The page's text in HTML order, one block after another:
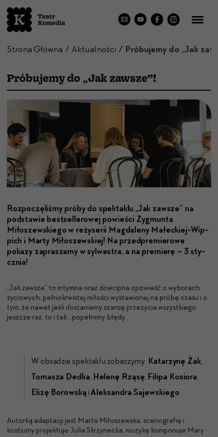
Strona Główna Aktualności Próbujemy do „Jak
Próbujemy do „Jak zawsze”!
Rozpoczęliśmy pró­by do spek­tak­lu „Jak zawsze” na
pod­staw­ie best­sellerowej powieś­ci Zyg­mun­ta
Miłoszewskiego w reży­serii Mag­dale­ny Małeck­iej-Wip­
pich i Mar­ty Miłoszewskiej! Na przed­premierowe
pokazy zaprasza­my w syl­wes­tra, a na pre­mierę – 3 sty­
cz­nia!
„Jak zawsze” to intymna oraz dowcipna opowieść o wyborach
życiowych, pełnokrwistej miłości wystawionej na próbę czasu i o
tym, że nawet jeśli dostaniemy szansę przeżycia wszystkiego
jeszcze raz, to i tak… popełnimy błędy.
W obsadzie spektaklu zobaczymy: Katarzynę Żak,
Tomasza Dedka, Helenę Rząsę, Filipa Kosiora,
Elizę Borowską iAleksandra Sajewskiego
Autorką adaptacji jest Marta Miłoszewska, scenografię i
kostiumy projektuje Julia Skrzynecka, muzykę komponuje Mary